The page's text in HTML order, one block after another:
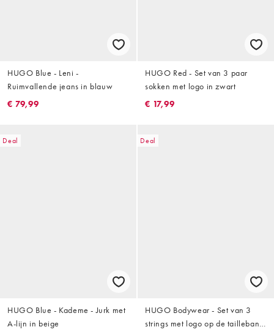
HUGO Blue - Leni -
Ruimvallende jeans in blauw
€ 79,99
HUGO Red - Set van 3 paar
sokken met logo in zwart
€ 17,99
Deal
HUGO Blue - Kademe - Jurk met
A-lijn in beige
Deal
HUGO Bodywear - Set van 3
strings met logo op de tailleband